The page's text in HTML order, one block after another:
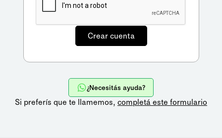
¿Necesitás ayuda?
Si preferís que te llamemos, completá este formulario